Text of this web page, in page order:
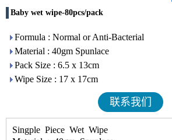
Baby wet wipe-80pcs/pack
Formula : Normal or Anti-Bacterial
Material : 40gm Spunlace
Pack Size : 6.5 x 13cm
Wipe Size : 17 x 17cm
联系我们
Singple Piece Wet Wipe